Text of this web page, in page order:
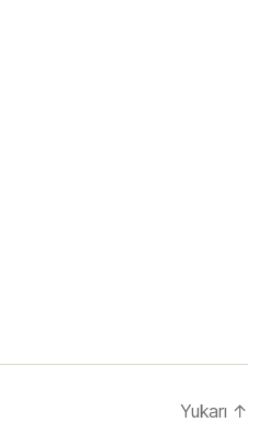
Yukarı ↑